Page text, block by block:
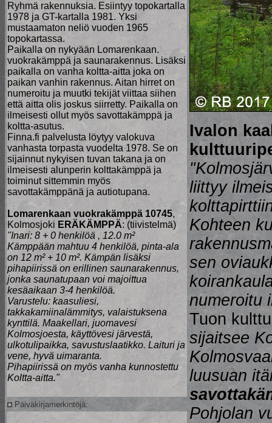
Ivalon
liittyy
Kohteen
sen
numeroitu
Tuon
sijaitsee
luusuan
Pohjolan
Ryhmä rakennuksia. Esiintyy topokartalla
1978 ja GT-kartalla 1981. Yksi
mustaamaton neliö vuoden 1965
topokartassa.
Paikalla on nykyään Lomarenkaan.
vuokrakämppä ja saunarakennus. Lisäksi
paikalla on vanha koltta-aitta joka on
paikan vanhin rakennus. Aitan hirret on
numeroitu ja muutki tekijät viittaa siihen
että aitta olis joskus siirretty. Paikalla on
ilmeisesti ollut myös savottakämppä ja
koltta-asutus.
Finna.fi palvelusta löytyy valokuva
vanhasta torpasta vuodelta 1978. Se on
sijainnut nykyisen tuvan takana ja on
ilmeisesti alunperin kolttakämppä ja
toiminut sittemmin myös
savottakämppänä ja autiotupana.
Lomarenkaan vuokrakämppä 10745,
Kolmosjoki ERÄKÄMPPÄ: (tiivistelmä)
"Inari: 8 + 0 henkilöä , 12.0 m²
Kämppään mahtuu 4 henkilöä, pinta-ala
on 12 m² + 10 m². Kämpän lisäksi
pihapiirissä on erillinen saunarakennus,
jonka saunatupaan voi majoittua
kesäaikaan 3-4 henkilöä.
Varustelu: kaasuliesi,
takkakamiinalämmitys, valaistuksena
kynttilä. Maakellari, juomavesi
Kolmosjoesta, käyttövesi järvestä,
ulkotulipaikka, savustuslaatikko. Laituri ja
vene, hyvä uimaranta.
Pihapiirissä on myös vanha kunnostettu
Koltta-aitta."
Päiväkirjamerkintöjä: